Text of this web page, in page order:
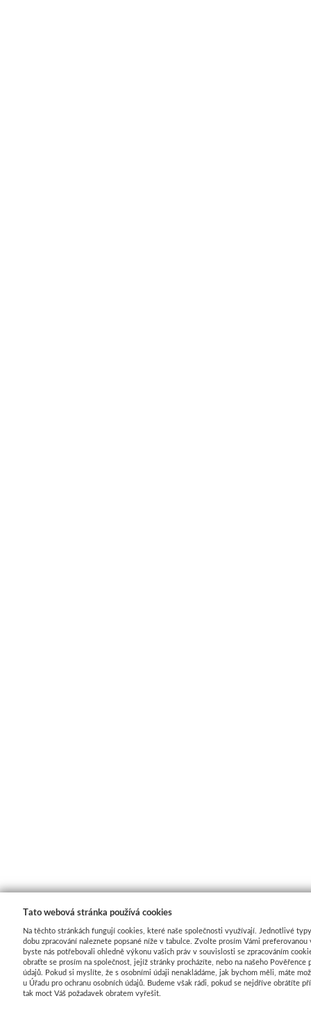
Tato webová stránka používá cookies
Na těchto stránkách fungují cookies, které naše společnosti využívají. Jednotlivé
dobu zpracování naleznete popsané níže v tabulce. Zvolte prosím Vámi preferovanou
byste nás potřebovali ohledně výkonu vašich práv v souvislosti se zpracováním
obraťte se prosím na společnost, jejíž stránky procházíte, nebo na našeho Pověřence
údajů. Pokud si myslíte, že s osobními údaji nenakládáme, jak bychom měli, máte
u Úřadu pro ochranu osobních údajů. Budeme však rádi, pokud se nejdříve obrátíte
tak moct Váš požadavek obratem vyřešit.